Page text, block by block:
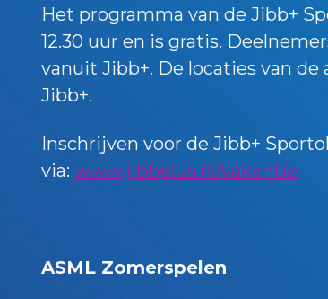
Het programma van de Jibb+
12.30 uur en is gratis.
vanuit Jibb+. De locaties van
Jibb+.
Inschrijven voor de Jibb+
via: www.jibbplus.nl/vakantie
ASML Zomerspelen